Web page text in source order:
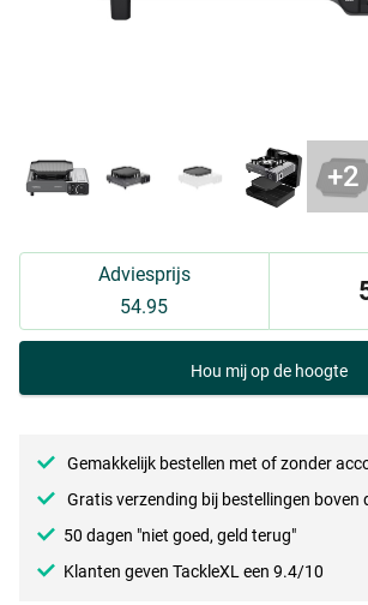
Adviesprijs
54.95
Hou mij op de hoogte
Gemakkelijk bestellen met of zonder
Gratis verzending bij bestellingen boven
50 dagen "niet goed, geld terug"
Klanten geven TackleXL een 9.4/10